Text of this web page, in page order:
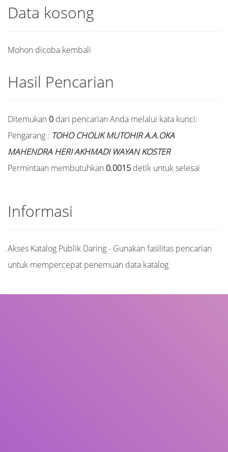
Data kosong
Mohon dicoba kembali
Hasil Pencarian
Ditemukan 0 dari pencarian Anda melalui kata kunci:
Pengarang : TOHO CHOLIK MUTOHIR A.A.OKA
MAHENDRA HERI AKHMADI WAYAN KOSTER
Permintaan membutuhkan 0.0015 detik untuk selesai
Informasi
Akses Katalog Publik Daring - Gunakan fasilitas pencarian
untuk mempercepat penemuan data katalog